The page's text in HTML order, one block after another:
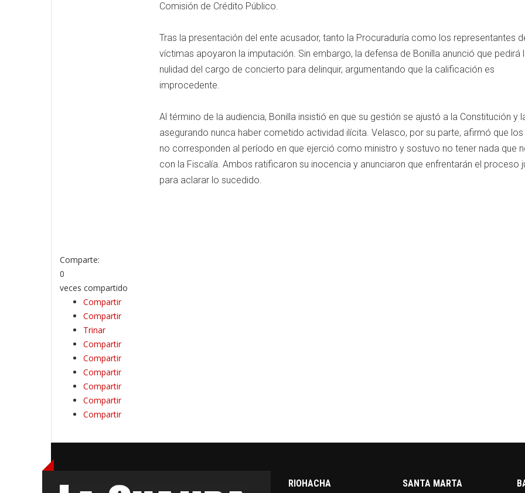
Comisión de Crédito Público.
Tras la presentación del ente acusador, tanto la Procuraduría como los representantes
víctimas apoyaron la imputación. Sin embargo, la defensa de Bonilla anunció que pedirá
nulidad del cargo de concierto para delinquir, argumentando que la calificación es
improcedente.
Al término de la audiencia, Bonilla insistió en que su gestión se ajustó a la Constitución y
asegurando nunca haber cometido actividad ilícita. Velasco, por su parte, afirmó que
no corresponden al período en que ejerció como ministro y sostuvo no tener nada que
con la Fiscalía. Ambos ratificaron su inocencia y anunciaron que enfrentarán el proceso
para aclarar lo sucedido.
Comparte:
0
veces compartido
Compartir
Compartir
Trinar
Compartir
Compartir
Compartir
Compartir
Compartir
Compartir
RIOHACHA SANTA MARTA